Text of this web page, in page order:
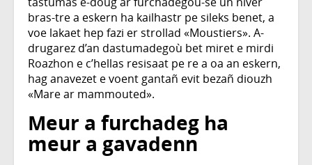
bras-tre a eskern ha kailhastr pe sileks benet, a
voe lakaet hep fazi er strollad «Moustiers». A-
drugarez d’an dastumadegoù bet miret e mirdi
Roazhon e c’hellas resisaat pe re a oa an eskern,
hag anavezet e voent gantañ evit bezañ diouzh
«Mare ar mammouted».
Meur a furchadeg ha
meur a gavadenn